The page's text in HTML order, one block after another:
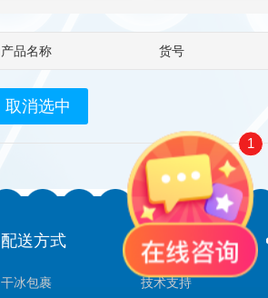
Biotez Berlin Diametra
Berry & Associates
LGC Maine Standards Biolife
Abbexa AbD Serotec
产品名称 货号
取消选中
配送方式
干冰包裹
售后服务
技术支持
1